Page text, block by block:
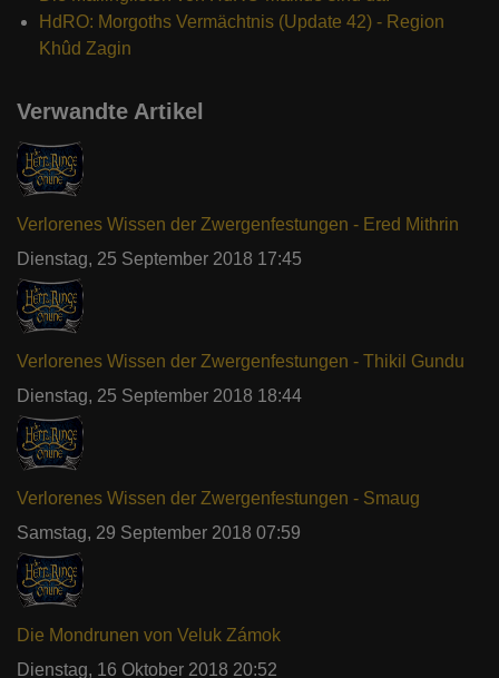
HdRO: Morgoths Vermächtnis (Update 42) - Region
Khûd Zagin
Verwandte Artikel
Verlorenes Wissen der Zwergenfestungen - Ered Mithrin
Dienstag, 25 September 2018 17:45
Verlorenes Wissen der Zwergenfestungen - Thikil Gundu
Dienstag, 25 September 2018 18:44
Verlorenes Wissen der Zwergenfestungen - Smaug
Samstag, 29 September 2018 07:59
Die Mondrunen von Veluk Zámok
Dienstag, 16 Oktober 2018 20:52